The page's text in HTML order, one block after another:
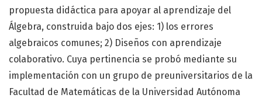
propuesta didáctica para apoyar al aprendizaje del
Álgebra, construida bajo dos ejes: 1) los errores
algebraicos comunes; 2) Diseños con aprendizaje
colaborativo. Cuya pertinencia se probó mediante su
implementación con un grupo de preuniversitarios de la
Facultad de Matemáticas de la Universidad Autónoma